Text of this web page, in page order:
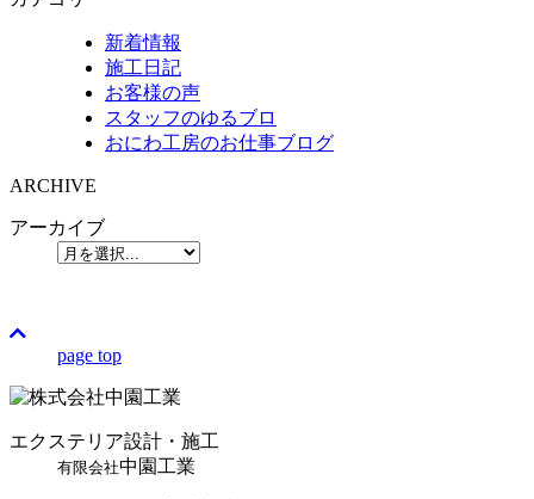
新着情報
施工日記
お客様の声
スタッフのゆるブロ
おにわ工房のお仕事ブログ
ARCHIVE
アーカイブ
page top
エクステリア設計・施工
有限会社中園工業